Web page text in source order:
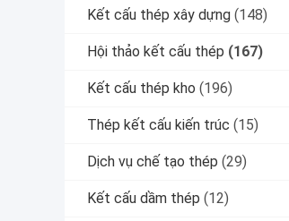
Kết cấu thép xây dựng (148)
Hội thảo kết cấu thép (167)
Kết cấu thép kho (196)
Thép kết cấu kiến ​​trúc (15)
Dịch vụ chế tạo thép (29)
Kết cấu dầm thép (12)